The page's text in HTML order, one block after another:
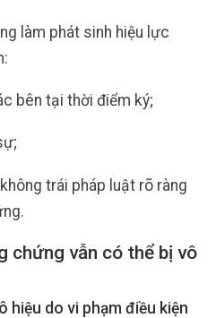
làm phát sinh hiệu lực
bên tại thời điểm ký;
trái pháp luật rõ ràng
chứng vẫn có thể bị vô
hiệu do vi phạm điều kiện